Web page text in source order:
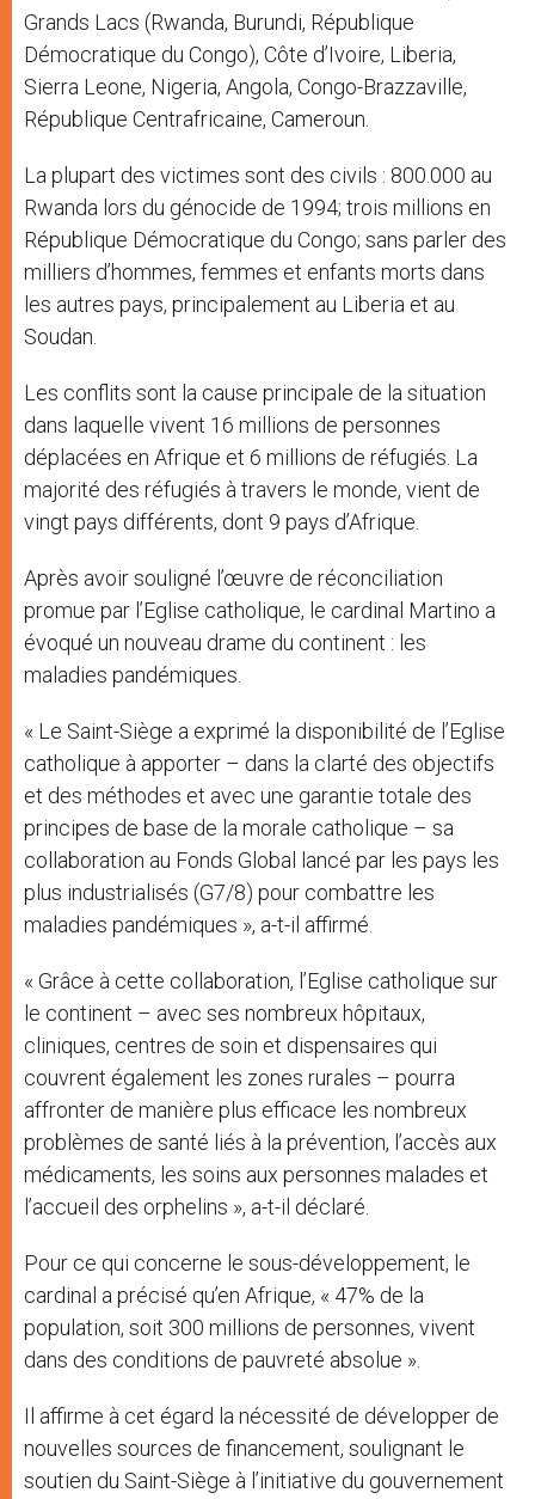
Grands Lacs (Rwanda, Burundi, République
Démocratique du Congo), Côte d’Ivoire, Liberia,
Sierra Leone, Nigeria, Angola, Congo-Brazzaville,
République Centrafricaine, Cameroun.
La plupart des victimes sont des civils : 800.000 au
Rwanda lors du génocide de 1994; trois millions en
République Démocratique du Congo; sans parler des
milliers d’hommes, femmes et enfants morts dans
les autres pays, principalement au Liberia et au
Soudan.
Les conflits sont la cause principale de la situation
dans laquelle vivent 16 millions de personnes
déplacées en Afrique et 6 millions de réfugiés. La
majorité des réfugiés à travers le monde, vient de
vingt pays différents, dont 9 pays d’Afrique.
Après avoir souligné l’œuvre de réconciliation
promue par l’Eglise catholique, le cardinal Martino a
évoqué un nouveau drame du continent : les
maladies pandémiques.
« Le Saint-Siège a exprimé la disponibilité de l’Eglise
catholique à apporter – dans la clarté des objectifs
et des méthodes et avec une garantie totale des
principes de base de la morale catholique – sa
collaboration au Fonds Global lancé par les pays les
plus industrialisés (G7/8) pour combattre les
maladies pandémiques », a-t-il affirmé.
« Grâce à cette collaboration, l’Eglise catholique sur
le continent – avec ses nombreux hôpitaux,
cliniques, centres de soin et dispensaires qui
couvrent également les zones rurales – pourra
affronter de manière plus efficace les nombreux
problèmes de santé liés à la prévention, l’accès aux
médicaments, les soins aux personnes malades et
l’accueil des orphelins », a-t-il déclaré.
Pour ce qui concerne le sous-développement, le
cardinal a précisé qu’en Afrique, « 47% de la
population, soit 300 millions de personnes, vivent
dans des conditions de pauvreté absolue ».
Il affirme à cet égard la nécessité de développer de
nouvelles sources de financement, soulignant le
soutien du Saint-Siège à l’initiative du gouvernement